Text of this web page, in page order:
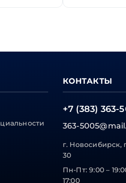
КОНТАКТЫ
+7 (383) 363-
363-
г. Новосибирск,
30
Пн-Пт: 9:00 –
17:00